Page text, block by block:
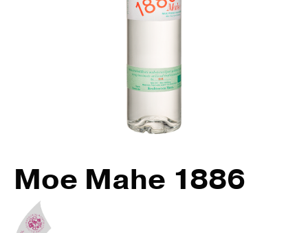
Moe Mahe 1886